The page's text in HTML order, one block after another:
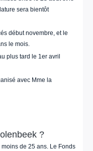
sera bientôt
début novembre, et le
le mois.
plus tard le 1er avril
avec Mme la
?
de 25 ans. Le Fonds